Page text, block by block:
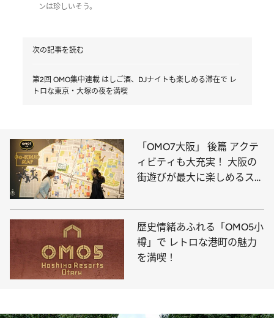
ンは珍しいそう。
次の記事を読む
第2回 OMO集中連載 はしご酒、DJナイトも楽しめる滞在で レ
トロな東京・大塚の夜を満喫
「OMO7大阪」 後篇 アクテ
ィビティも大充実！ 大阪の
街遊びが最大に楽しめるステ
歴史情緒あふれる「OMO5小
樽」で レトロな港町の魅力
を満喫！